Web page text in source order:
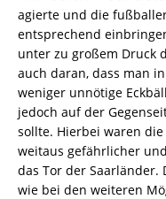
agierte und die
entsprechend
unter zu großem Druck
auch daran, dass man
weniger unnötige
jedoch auf der
sollte. Hierbei waren
weitaus gefährlicher
das Tor der Saarländer.
wie bei den weiteren